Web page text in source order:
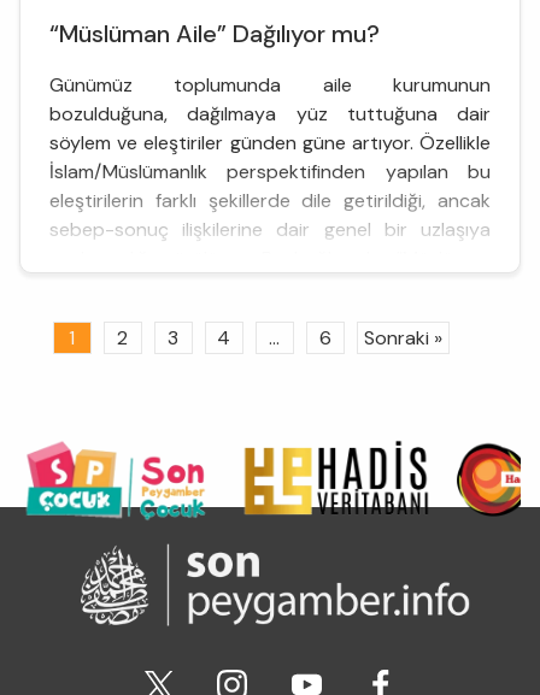
“Müslüman Aile” Dağılıyor mu?
Günümüz toplumunda aile kurumunun
bozulduğuna, dağılmaya yüz tuttuğuna dair
söylem ve eleştiriler günden güne artıyor. Özellikle
İslam/Müslümanlık perspektifinden yapılan bu
eleştirilerin farklı şekillerde dile getirildiği, ancak
sebep-sonuç ilişkilerine dair genel bir uzlaşıya
ahlaki bir bozulmaya uğr...
1
2 3 4 ... 6 Sonraki »